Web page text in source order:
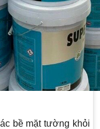
bề mặt tường khỏi